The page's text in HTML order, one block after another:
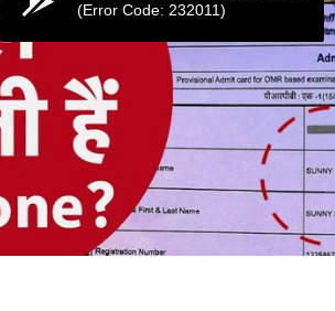
(Error Code: 232011)